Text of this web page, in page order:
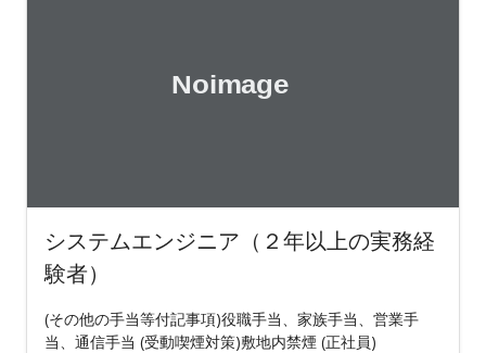
システムエンジニア（２年以上の実務経
験者）
(その他の手当等付記事項)役職手当、家族手当、営業手
当、通信手当 (受動喫煙対策)敷地内禁煙 (正社員)